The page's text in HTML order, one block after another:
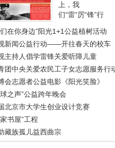
上，我
们“雷”厉“锋”行
在你身边”阳光1+1公益植树活动
新闻公益行动——开往春天的校车
主持人倡学雷锋关爱听障儿童
团中央关爱农民工子女志愿服务行
会志愿者公益电影《阳光笑脸》
之声”公益跨年晚会
北京市大学生创业设计竞赛
书屋”工程
藏族孤儿益西曲宗